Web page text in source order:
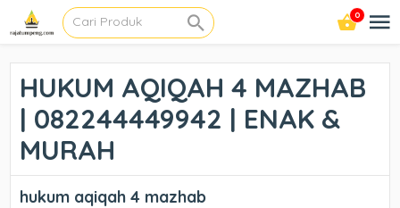
0
HUKUM AQIQAH 4 MAZHAB
| 082244449942 | ENAK &
MURAH
hukum aqiqah 4 mazhab